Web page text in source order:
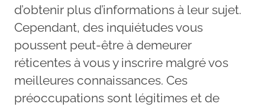
d’obtenir plus d’informations à leur sujet.
Cependant, des inquiétudes vous
poussent peut-être à demeurer
réticentes à vous y inscrire malgré vos
meilleures connaissances. Ces
préoccupations sont légitimes et de